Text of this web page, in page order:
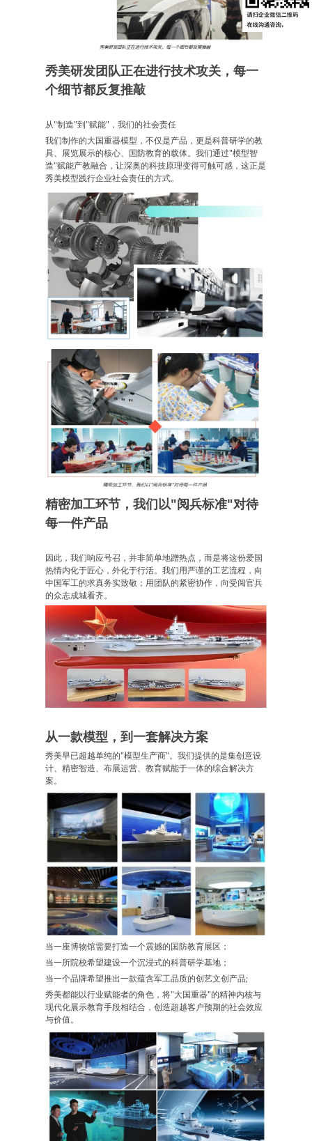
秀美研发团队正在进行技术攻关，每一
个细节都反复推敲
从"制造"到"赋能"，我们的社会责任
我们制作的大国重器模型，不仅是产品，更是科普研学的教
具、展览展示的核心、国防教育的载体。我们通过"模型智
造"赋能产教融合，让深奥的科技原理变得可触可感，这正是
秀美模型践行企业社会责任的方式。
精密加工环节，我们以"阅兵标准"对待
每一件产品
因此，我们响应号召，并非简单地蹭热点，而是将这份爱国
热情内化于匠心，外化于行活。我们用严谨的工艺流程，向
中国军工的求真务实致敬；用团队的紧密协作，向受阅官兵
的众志成城看齐。
从一款模型，到一套解决方案
秀美早已超越单纯的"模型生产商"。我们提供的是集创意设
计、精密智造、布展运营、教育赋能于一体的综合解决方
案。
当一座博物馆需要打造一个震撼的国防教育展区；
当一所院校希望建设一个沉浸式的科普研学基地；
当一个品牌希望推出一款蕴含军工品质的创艺文创产品;
秀美都能以行业赋能者的角色，将"大国重器"的精神内核与
现代化展示教育手段相结合，创造超越客户预期的社会效应
与价值。